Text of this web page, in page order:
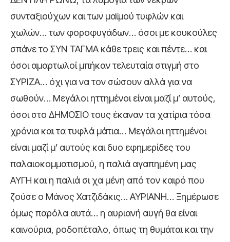
συνταξιούχων και των μαϊμού τυφλών και
χωλών… των φοροφυγάδων… όσοι με κουκούλες
σπάνε το ΣΥΝ ΤΑΓΜΑ κάθε τρεις και πέντε… και
όσοι αμαρτωλοί μπήκαν τελευταία στιγμή στο
ΣΥΡΙΖΑ… όχι για να τον σώσουν αλλά για να
σωθούν… Μεγάλοι ηττημένοι είναι μαζί μ’ αυτούς,
όσοι στο ΔΗΜΟΣΙΟ τους έκαναν τα χατίρια τόσα
χρόνια και τα τυφλά μάτια… Μεγάλοι ηττημένοι
είναι μαζί μ’ αυτούς και δυο εφημερίδες του
παλαιοκομματισμού, η παλιά αγαπημένη μας
ΑΥΓΗ και η παλιά σι χα μένη από τον καιρό που
ζούσε ο Μάνος Χατζιδάκις… ΑΥΡΙΑΝΗ… Ξημέρωσε
όμως παρόλα αυτά… η αυριανή αυγή θα είναι
καινούρια, ροδοπέταλο, όπως τη θυμάται και την